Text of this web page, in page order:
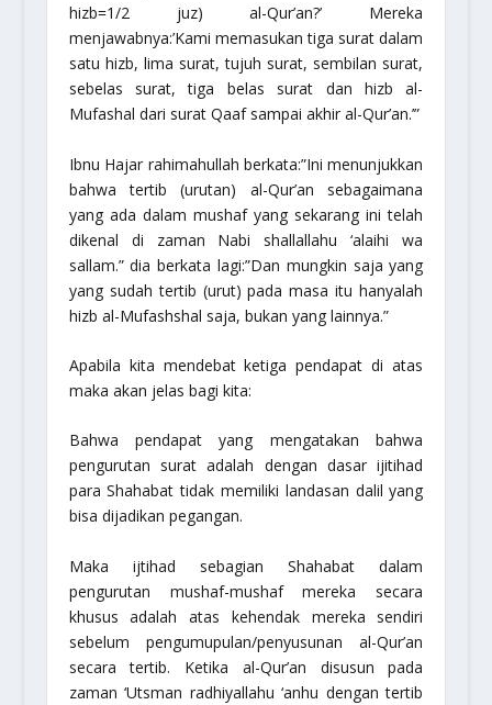
hizb=1/2 juz) al-Qur’an?’ Mereka
menjawabnya:’Kami memasukan tiga surat dalam
satu hizb, lima surat, tujuh surat, sembilan surat,
sebelas surat, tiga belas surat dan hizb al-
Mufashal dari surat Qaaf sampai akhir al-Qur’an.’”
Ibnu Hajar rahimahullah berkata:”Ini menunjukkan
bahwa tertib (urutan) al-Qur’an sebagaimana
yang ada dalam mushaf yang sekarang ini telah
dikenal di zaman Nabi shallallahu ‘alaihi wa
sallam.”dia berkata lagi:”Dan mungkin saja yang
yang sudah tertib (urut) pada masa itu hanyalah
hizb al-Mufashshal saja, bukan yang lainnya.”
Apabila kita mendebat ketiga pendapat di atas
maka akan jelas bagi kita:
Bahwa pendapat yang mengatakan bahwa
pengurutan surat adalah dengan dasar ijitihad
para Shahabat tidak memiliki landasan dalil yang
bisa dijadikan pegangan.
Maka ijtihad sebagian Shahabat dalam
pengurutan mushaf-mushaf mereka secara
khusus adalah atas kehendak mereka sendiri
sebelum pengumupulan/penyusunan al-Qur’an
secara tertib. Ketika al-Qur’an disusun pada
zaman ‘Utsman radhiyallahu ‘anhu dengan tertib